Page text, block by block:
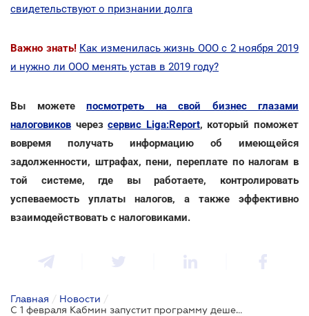
свидетельствуют о признании долга
Важно знать! Как изменилась жизнь ООО с 2 ноября 2019
и нужно ли ООО менять устав в 2019 году?
Вы можете посмотреть на свой бизнес глазами
налоговиков черезсервис Liga:Report, который поможет
вовремя получать информацию об имеющейся
задолженности, штрафах, пени, переплате по налогам в
той системе, где вы работаете, контролировать
успеваемость уплаты налогов, а также эффективно
взаимодействовать с налоговиками.
Главная / Новости /
С 1 февраля Кабмин запустит программу дешевых кредитов для бизнеса